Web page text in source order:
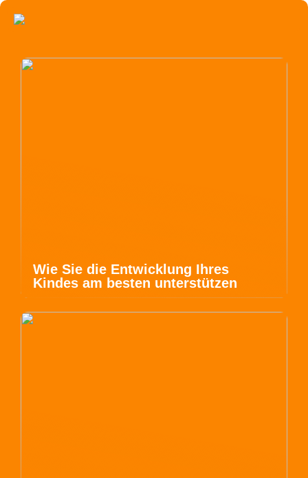
Wie Sie die Entwicklung Ihres
Kindes am besten unterstützen